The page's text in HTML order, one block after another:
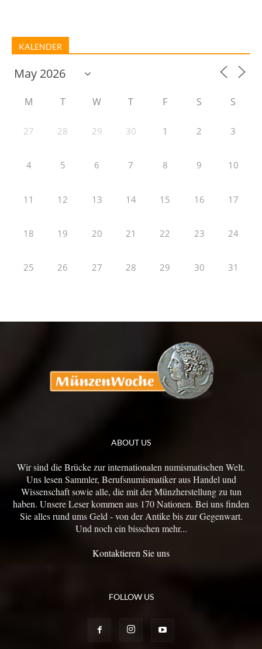
KALENDER
M T W T F S S
27 28 29 30 1 2 3
4 5 6 7 8 9 10
11 12 13 14 15 16 17
18 19 20 21 22 23 24
25 26 27 28 29 30 31
ABOUT US
Wir sind die Brücke zur internationalen numismatischen Welt.
Uns lesen Sammler, Berufsnumismatiker aus Handel und
Wissenschaft sowie alle, die mit der Münzherstellung zu tun
haben. Unsere Leser kommen aus 170 Nationen. Bei uns finden
Sie alles rund ums Geld - von der Antike bis zur Gegenwart.
Und noch ein bisschen mehr...
Kontaktieren Sie uns
FOLLOW US